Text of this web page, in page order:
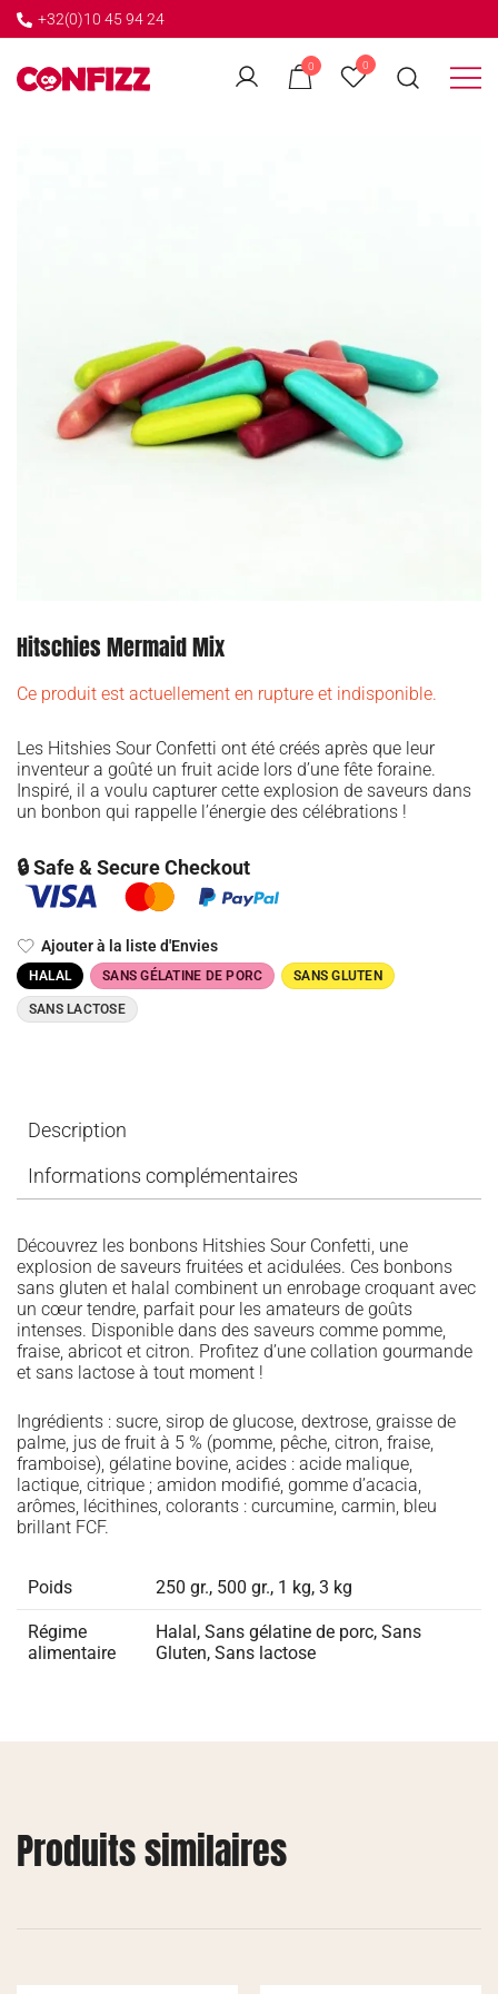
+32(0)10 45 94 24
0 0
← GO BACK
Hitschies Mermaid Mix
Ce produit est actuellement en rupture et indisponible.
Les Hitshies Sour Confetti ont été créés après que leur
inventeur a goûté un fruit acide lors d’une fête foraine.
Inspiré, il a voulu capturer cette explosion de saveurs dans
un bonbon qui rappelle l’énergie des célébrations !
🔒 Safe & Secure Checkout
Ajouter à la liste d'Envies
HALAL SANS GÉLATINE DE PORC SANS GLUTEN
SANS LACTOSE
Description
Informations complémentaires
Découvrez les bonbons Hitshies Sour Confetti, une
explosion de saveurs fruitées et acidulées. Ces bonbons
sans gluten et halal combinent un enrobage croquant avec
un cœur tendre, parfait pour les amateurs de goûts
intenses. Disponible dans des saveurs comme pomme,
fraise, abricot et citron. Profitez d’une collation gourmande
et sans lactose à tout moment !
Ingrédients : sucre, sirop de glucose, dextrose, graisse de
palme, jus de fruit à 5 % (pomme, pêche, citron, fraise,
framboise), gélatine bovine, acides : acide malique,
lactique, citrique ; amidon modifié, gomme d’acacia,
arômes, lécithines, colorants : curcumine, carmin, bleu
brillant FCF.
Poids 250 gr., 500 gr., 1 kg, 3 kg
Régime
alimentaire
Halal , Sans gélatine de porc, Sans
Gluten, Sans lactose
Produits similaires